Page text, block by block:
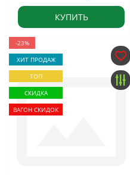
КУПИТЬ
-23%
ХИТ ПРОДАЖ
ТОП
СКИДКА
ВАГОН СКИДОК